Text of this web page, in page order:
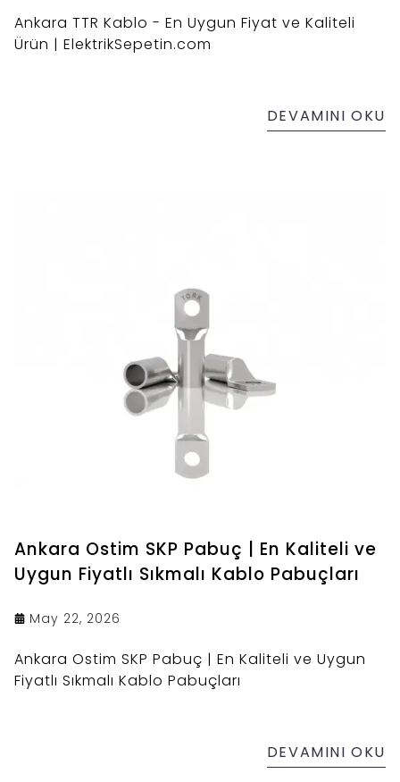
Ankara TTR Kablo - En Uygun Fiyat ve Kaliteli
Ürün | ElektrikSepetin.com
DEVAMINI OKU
Ankara Ostim SKP Pabuç | En Kaliteli ve
Uygun Fiyatlı Sıkmalı Kablo Pabuçları
May 22, 2026
Ankara Ostim SKP Pabuç | En Kaliteli ve Uygun
Fiyatlı Sıkmalı Kablo Pabuçları
DEVAMINI OKU